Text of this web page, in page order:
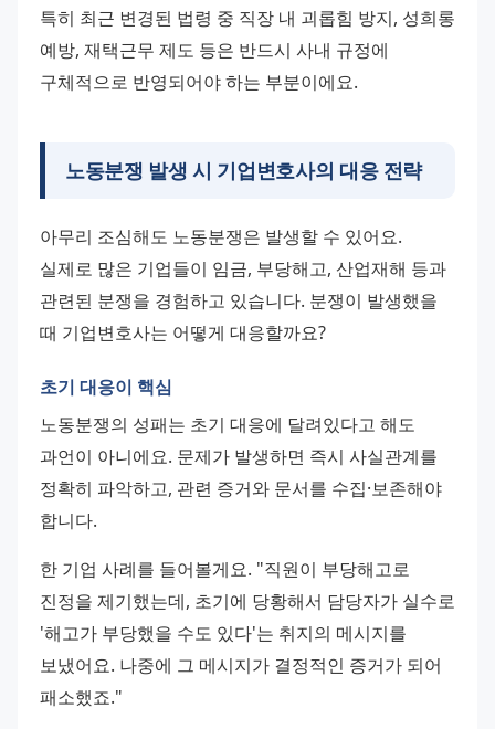
특히 최근 변경된 법령 중 직장 내 괴롭힘 방지, 성희롱
예방, 재택근무 제도 등은 반드시 사내 규정에
구체적으로 반영되어야 하는 부분이에요.
노동분쟁 발생 시 기업변호사의 대응 전략
아무리 조심해도 노동분쟁은 발생할 수 있어요.
실제로 많은 기업들이 임금, 부당해고, 산업재해 등과
관련된 분쟁을 경험하고 있습니다. 분쟁이 발생했을
때 기업변호사는 어떻게 대응할까요?
초기 대응이 핵심
노동분쟁의 성패는 초기 대응에 달려있다고 해도
과언이 아니에요. 문제가 발생하면 즉시 사실관계를
정확히 파악하고, 관련 증거와 문서를 수집·보존해야
합니다.
한 기업 사례를 들어볼게요. "직원이 부당해고로
진정을 제기했는데, 초기에 당황해서 담당자가 실수로
'해고가 부당했을 수도 있다'는 취지의 메시지를
보냈어요. 나중에 그 메시지가 결정적인 증거가 되어
패소했죠."